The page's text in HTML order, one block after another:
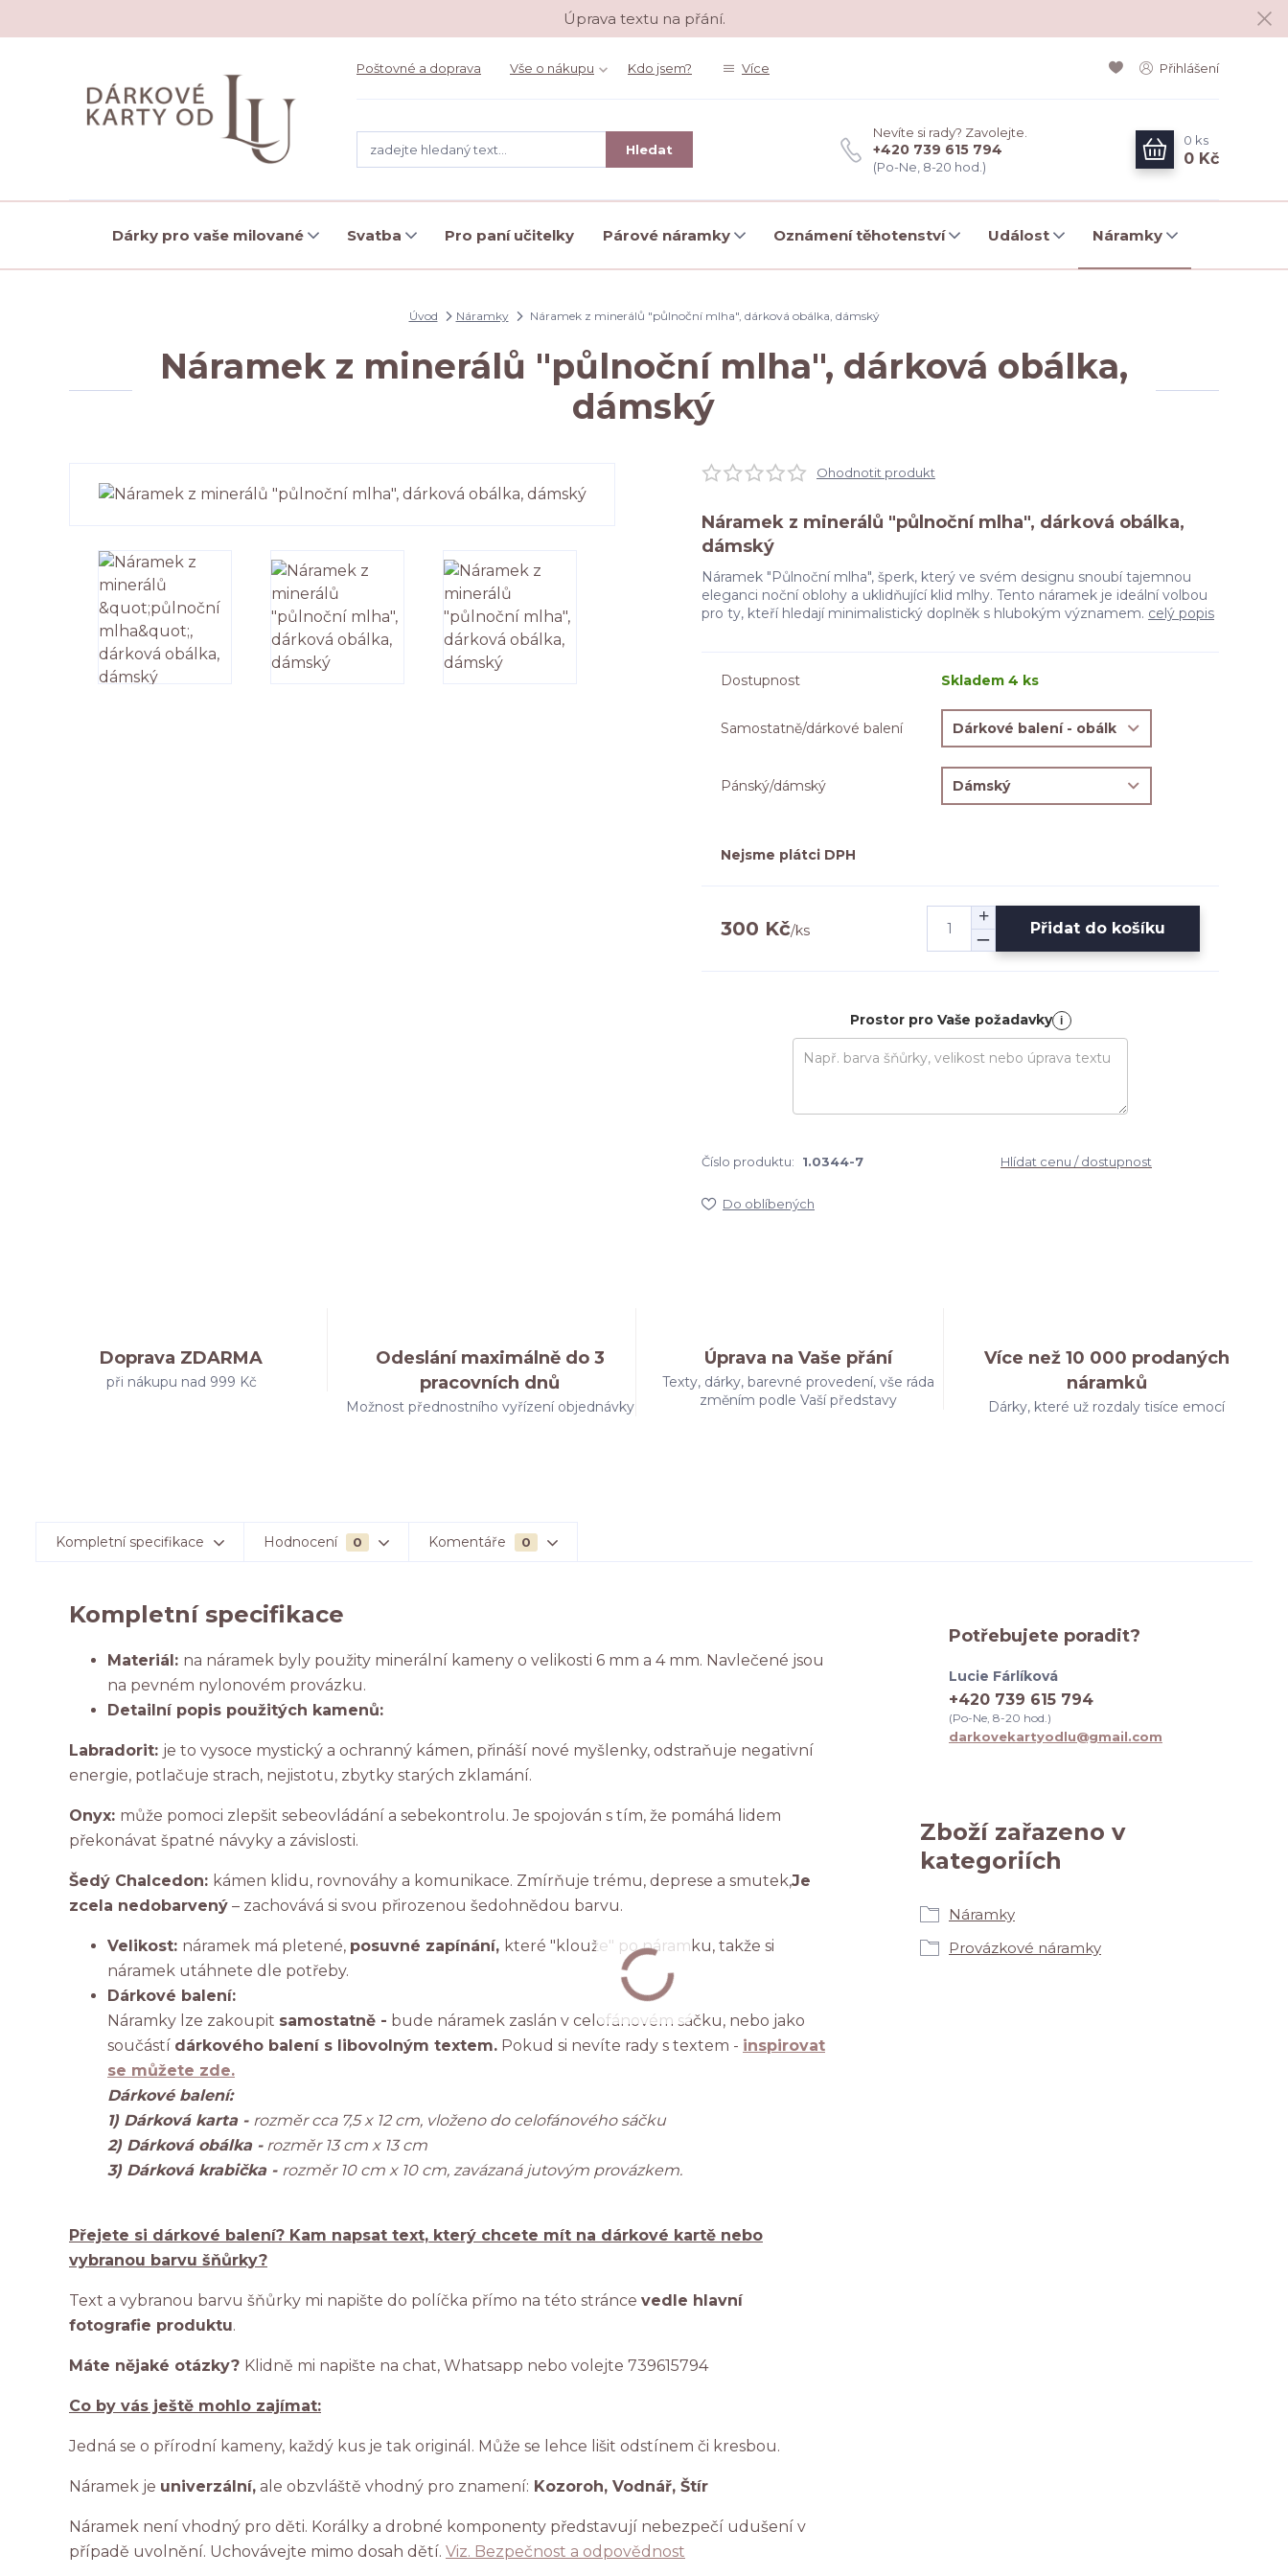
Úprava textu na přání.
Poštovné a doprava Vše o nákupu Kdo jsem? Více Přihlášení
Hledat
Nevíte si rady? Zavolejte.
+420 739 615 794
(Po-Ne, 8-20 hod.)
0 ks
0 Kč
Dárky pro vaše milované Svatba Pro paní učitelky Párové náramky Oznámení těhotenství Událost Náramky
Úvod Náramky Náramek z minerálů "půlnoční mlha", dárková obálka, dámský
Náramek z minerálů "půlnoční mlha", dárková obálka,
dámský
Ohodnotit produkt
Náramek z minerálů "půlnoční mlha", dárková obálka,
dámský
Náramek "Půlnoční mlha", šperk, který ve svém designu snoubí tajemnou
eleganci noční oblohy a uklidňující klid mlhy. Tento náramek je ideální volbou
pro ty, kteří hledají minimalistický doplněk s hlubokým významem. celý popis
Dostupnost Skladem 4 ks
Samostatně/dárkové balení
Pánský/dámský
Nejsme plátci DPH
300 Kč/ks Přidat do košíku
Prostor pro Vaše požadavky i
Číslo produktu: 1.0344-7 Hlídat cenu / dostupnost
Do oblíbených
Doprava ZDARMA
při nákupu nad 999 Kč
Odeslání maximálně do 3
pracovních dnů
Možnost přednostního vyřízení objednávky
Úprava na Vaše přání
Texty, dárky, barevné provedení, vše ráda
změním podle Vaší představy
Více než 10 000 prodaných
náramků
Dárky, které už rozdaly tisíce emocí
Kompletní specifikace Hodnocení 0 Komentáře 0
Kompletní specifikace
Materiál: na náramek byly použity minerální kameny o velikosti 6 mm a 4 mm. Navlečené jsou
na pevném nylonovém provázku.
Detailní popis použitých kamenů:
Labradorit: je to vysoce mystický a ochranný kámen, přináší nové myšlenky, odstraňuje negativní
energie, potlačuje strach, nejistotu, zbytky starých zklamání.
Onyx: může pomoci zlepšit sebeovládání a sebekontrolu. Je spojován s tím, že pomáhá lidem
překonávat špatné návyky a závislosti.
Šedý Chalcedon: kámen klidu, rovnováhy a komunikace. Zmírňuje trému, deprese a smutek,Je
zcela nedobarvený – zachovává si svou přirozenou šedohnědou barvu.
Velikost: náramek má pletené, posuvné zapínání, které "klouže" po náramku, takže si
náramek utáhnete dle potřeby.
Dárkové balení:
Náramky lze zakoupit samostatně - bude náramek zaslán v celofánovém sáčku, nebo jako
součástí dárkového balení s libovolným textem. Pokud si nevíte rady s textem - inspirovat
se můžete zde.
Dárkové balení:
1) Dárková karta - rozměr cca 7,5 x 12 cm, vloženo do celofánového sáčku
2) Dárková obálka -rozměr 13 cm x 13 cm
3) Dárková krabička - rozměr 10 cm x 10 cm, zavázaná jutovým provázkem.
Přejete si dárkové balení? Kam napsat text, který chcete mít na dárkové kartě nebo
vybranou barvu šňůrky?
Text a vybranou barvu šňůrky mi napište do políčka přímo na této stránce vedle hlavní
fotografie produktu.
Máte nějaké otázky? Klidně mi napište na chat, Whatsapp nebo volejte 739615794
Co by vás ještě mohlo zajímat:
Jedná se o přírodní kameny, každý kus je tak originál. Může se lehce lišit odstínem či kresbou.
Náramek je univerzální, ale obzvláště vhodný pro znamení: Kozoroh, Vodnář, Štír
Náramek není vhodný pro děti. Korálky a drobné komponenty představují nebezpečí udušení v
případě uvolnění. Uchovávejte mimo dosah dětí. Viz. Bezpečnost a odpovědnost
Zboží zařazeno v
kategoriích
Náramky
Provázkové náramky
Potřebujete poradit?
Lucie Fárlíková
+420 739 615 794
(Po-Ne, 8-20 hod.)
darkovekartyodlu@gmail.com